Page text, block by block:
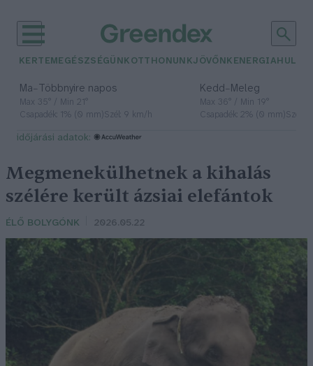
KERTEM EGÉSZSÉGÜNK OTTHONUNKJÖVŐNK ENERGIA
Ma– Többnyire napos
Max 35° / Min 21°
Csapadék: 1% (0 mm)Szél: 9 km/h
Kedd– Meleg
Max 36° / Min 19°
Csapadék: 2% (0 mm)Szél:
időjárási adatok:
Megmenekülhetnek a kihalás
szélére került ázsiai elefántok
ÉLŐ BOLYGÓNK 2026.05.22